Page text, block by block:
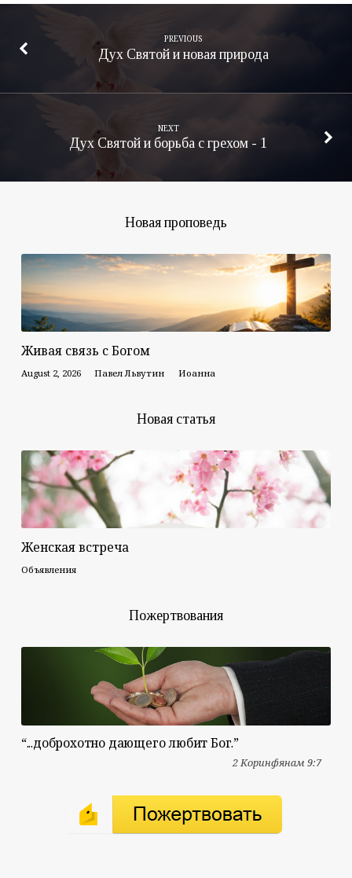
PREVIOUS
Дух Святой и новая природа
NEXT
Дух Святой и борьба с грехом - 1
Новая проповедь
Живая связь с Богом
August 2, 2026 Павел Львутин Иоанна
Новая статья
Женская встреча
Объявления
Пожертвования
“...доброхотно дающего любит Бог.”
2 Коринфянам 9:7